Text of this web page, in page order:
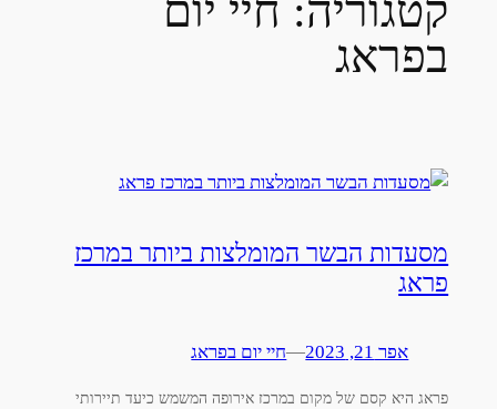
קטגוריה: חיי יום
בפראג
מסעדות הבשר המומלצות ביותר במרכז
פראג
אפר 21, 2023 —חיי יום בפראג
פראג היא קסם של מקום במרכז אירופה המשמש כיעד תיירותי